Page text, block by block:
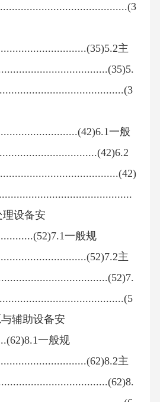
主
一般
理设备安
一般规
主
辅助设备安
一般规
主